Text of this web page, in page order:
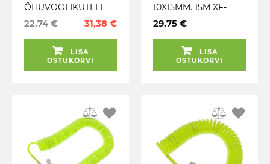
ÕHUVOOLIKUTELE
86.5MM.
22,74 € 31,38 €
LISA
OSTUKORVI
10X15MM. 15M XF-
LIITMIK+PESA GEKO
29,75 €
LISA
OSTUKORVI